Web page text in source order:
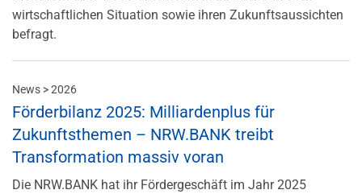
wirtschaftlichen Situation sowie ihren Zukunftsaussichten
befragt.
News > 2026
Förderbilanz 2025: Milliardenplus für
Zukunftsthemen – NRW.BANK treibt
Transformation massiv voran
Die NRW.BANK hat ihr Fördergeschäft im Jahr 2025